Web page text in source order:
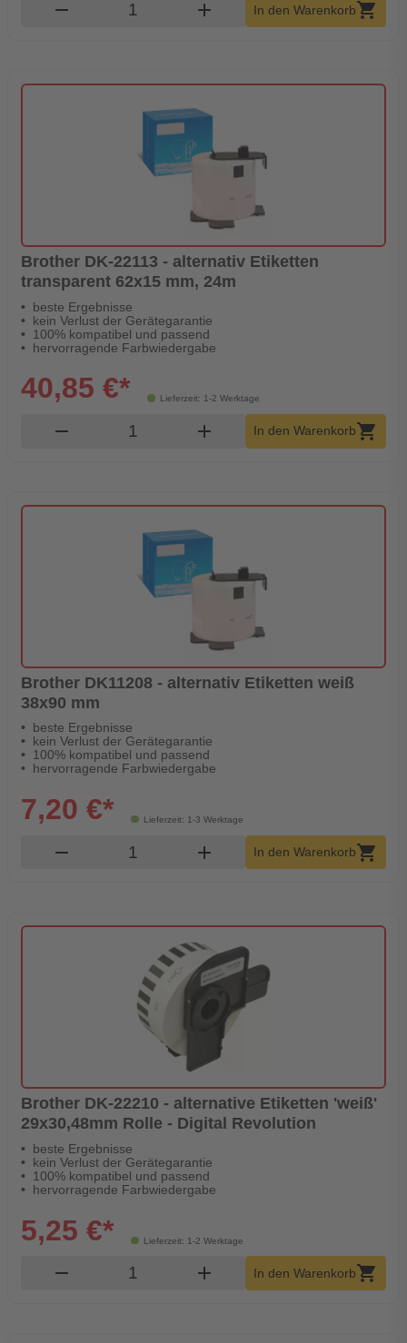
remove Produkt Warenkorb Menge
add In den Warenkorb shopping_cart
Brother DK-22113 - alternativ Etiketten
transparent 62x15 mm, 24m
beste Ergebnisse
kein Verlust der Gerätegarantie
100% kompatibel und passend
hervorragende Farbwiedergabe
Lieferzeit: 1-2 Werktage
40,85 €*
remove Produkt Warenkorb Menge
add In den Warenkorbshopping_cart
Brother DK11208 - alternativ Etiketten weiß
38x90 mm
beste Ergebnisse
kein Verlust der Gerätegarantie
100% kompatibel und passend
hervorragende Farbwiedergabe
Lieferzeit: 1-3 Werktage
7,20 €*
remove Produkt Warenkorb Menge
add In den Warenkorbshopping_cart
Brother DK-22210 - alternative Etiketten 'weiß'
29x30,48mm Rolle - Digital Revolution
beste Ergebnisse
kein Verlust der Gerätegarantie
100% kompatibel und passend
hervorragende Farbwiedergabe
Lieferzeit: 1-2 Werktage
5,25 €*
remove Produkt Warenkorb Menge
add In den Warenkorbshopping_cart